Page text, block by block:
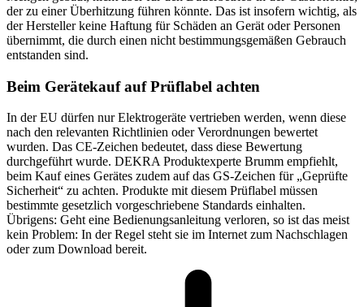
der zu einer Überhitzung führen könnte. Das ist insofern wichtig, als
der Hersteller keine Haftung für Schäden an Gerät oder Personen
übernimmt, die durch einen nicht bestimmungsgemäßen Gebrauch
entstanden sind.
Beim Gerätekauf auf Prüflabel achten
In der EU dürfen nur Elektrogeräte vertrieben werden, wenn diese
nach den relevanten Richtlinien oder Verordnungen bewertet
wurden. Das CE-Zeichen bedeutet, dass diese Bewertung
durchgeführt wurde. DEKRA Produktexperte Brumm empfiehlt,
beim Kauf eines Gerätes zudem auf das GS-Zeichen für „Geprüfte
Sicherheit“ zu achten. Produkte mit diesem Prüflabel müssen
bestimmte gesetzlich vorgeschriebene Standards einhalten.
Übrigens: Geht eine Bedienungsanleitung verloren, so ist das meist
kein Problem: In der Regel steht sie im Internet zum Nachschlagen
oder zum Download bereit.